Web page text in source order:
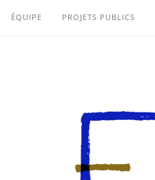
ÉQUIPE PROJETS PUBLICS